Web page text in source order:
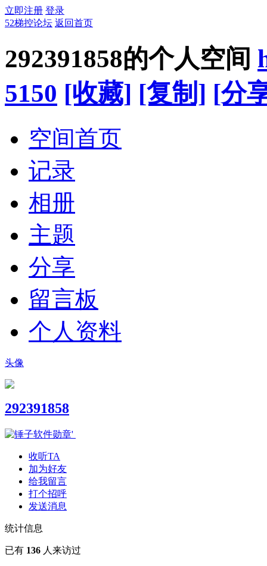
立即注册 登录
52梯控论坛 返回首页
292391858的个人空间
5150 [收藏] [复制] [分
空间首页
记录
相册
主题
分享
留言板
个人资料
头像
292391858
收听TA
加为好友
给我留言
打个招呼
发送消息
统计信息
已有 136 人来访过